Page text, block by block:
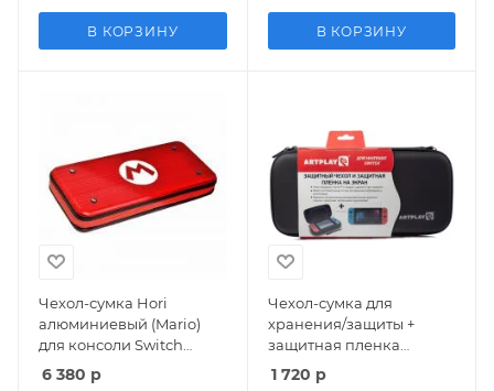
В КОРЗИНУ В КОРЗИНУ
Чехол-сумка Hori
алюминиевый (Mario)
для консоли Switch
(NSW-090U) (Switch)
6 380 р
Чехол-сумка для
хранения/защиты +
защитная пленка
Artplays (Switch)
1 720 р